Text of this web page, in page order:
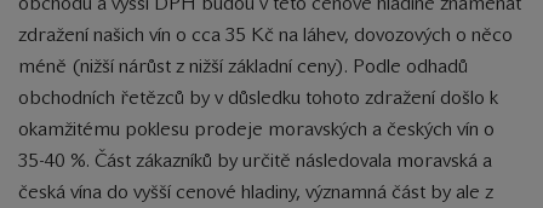
zdražení našich vín o cca 35 Kč na láhev, dovozových o něco
méně (nižší nárůst z nižší základní ceny). Podle odhadů
obchodních řetězců by v důsledku tohoto zdražení došlo k
okamžitému poklesu prodeje moravských a českých vín o
35-40 %. Část zákazníků by určitě následovala moravská a
česká vína do vyšší cenové hladiny, významná část by ale z